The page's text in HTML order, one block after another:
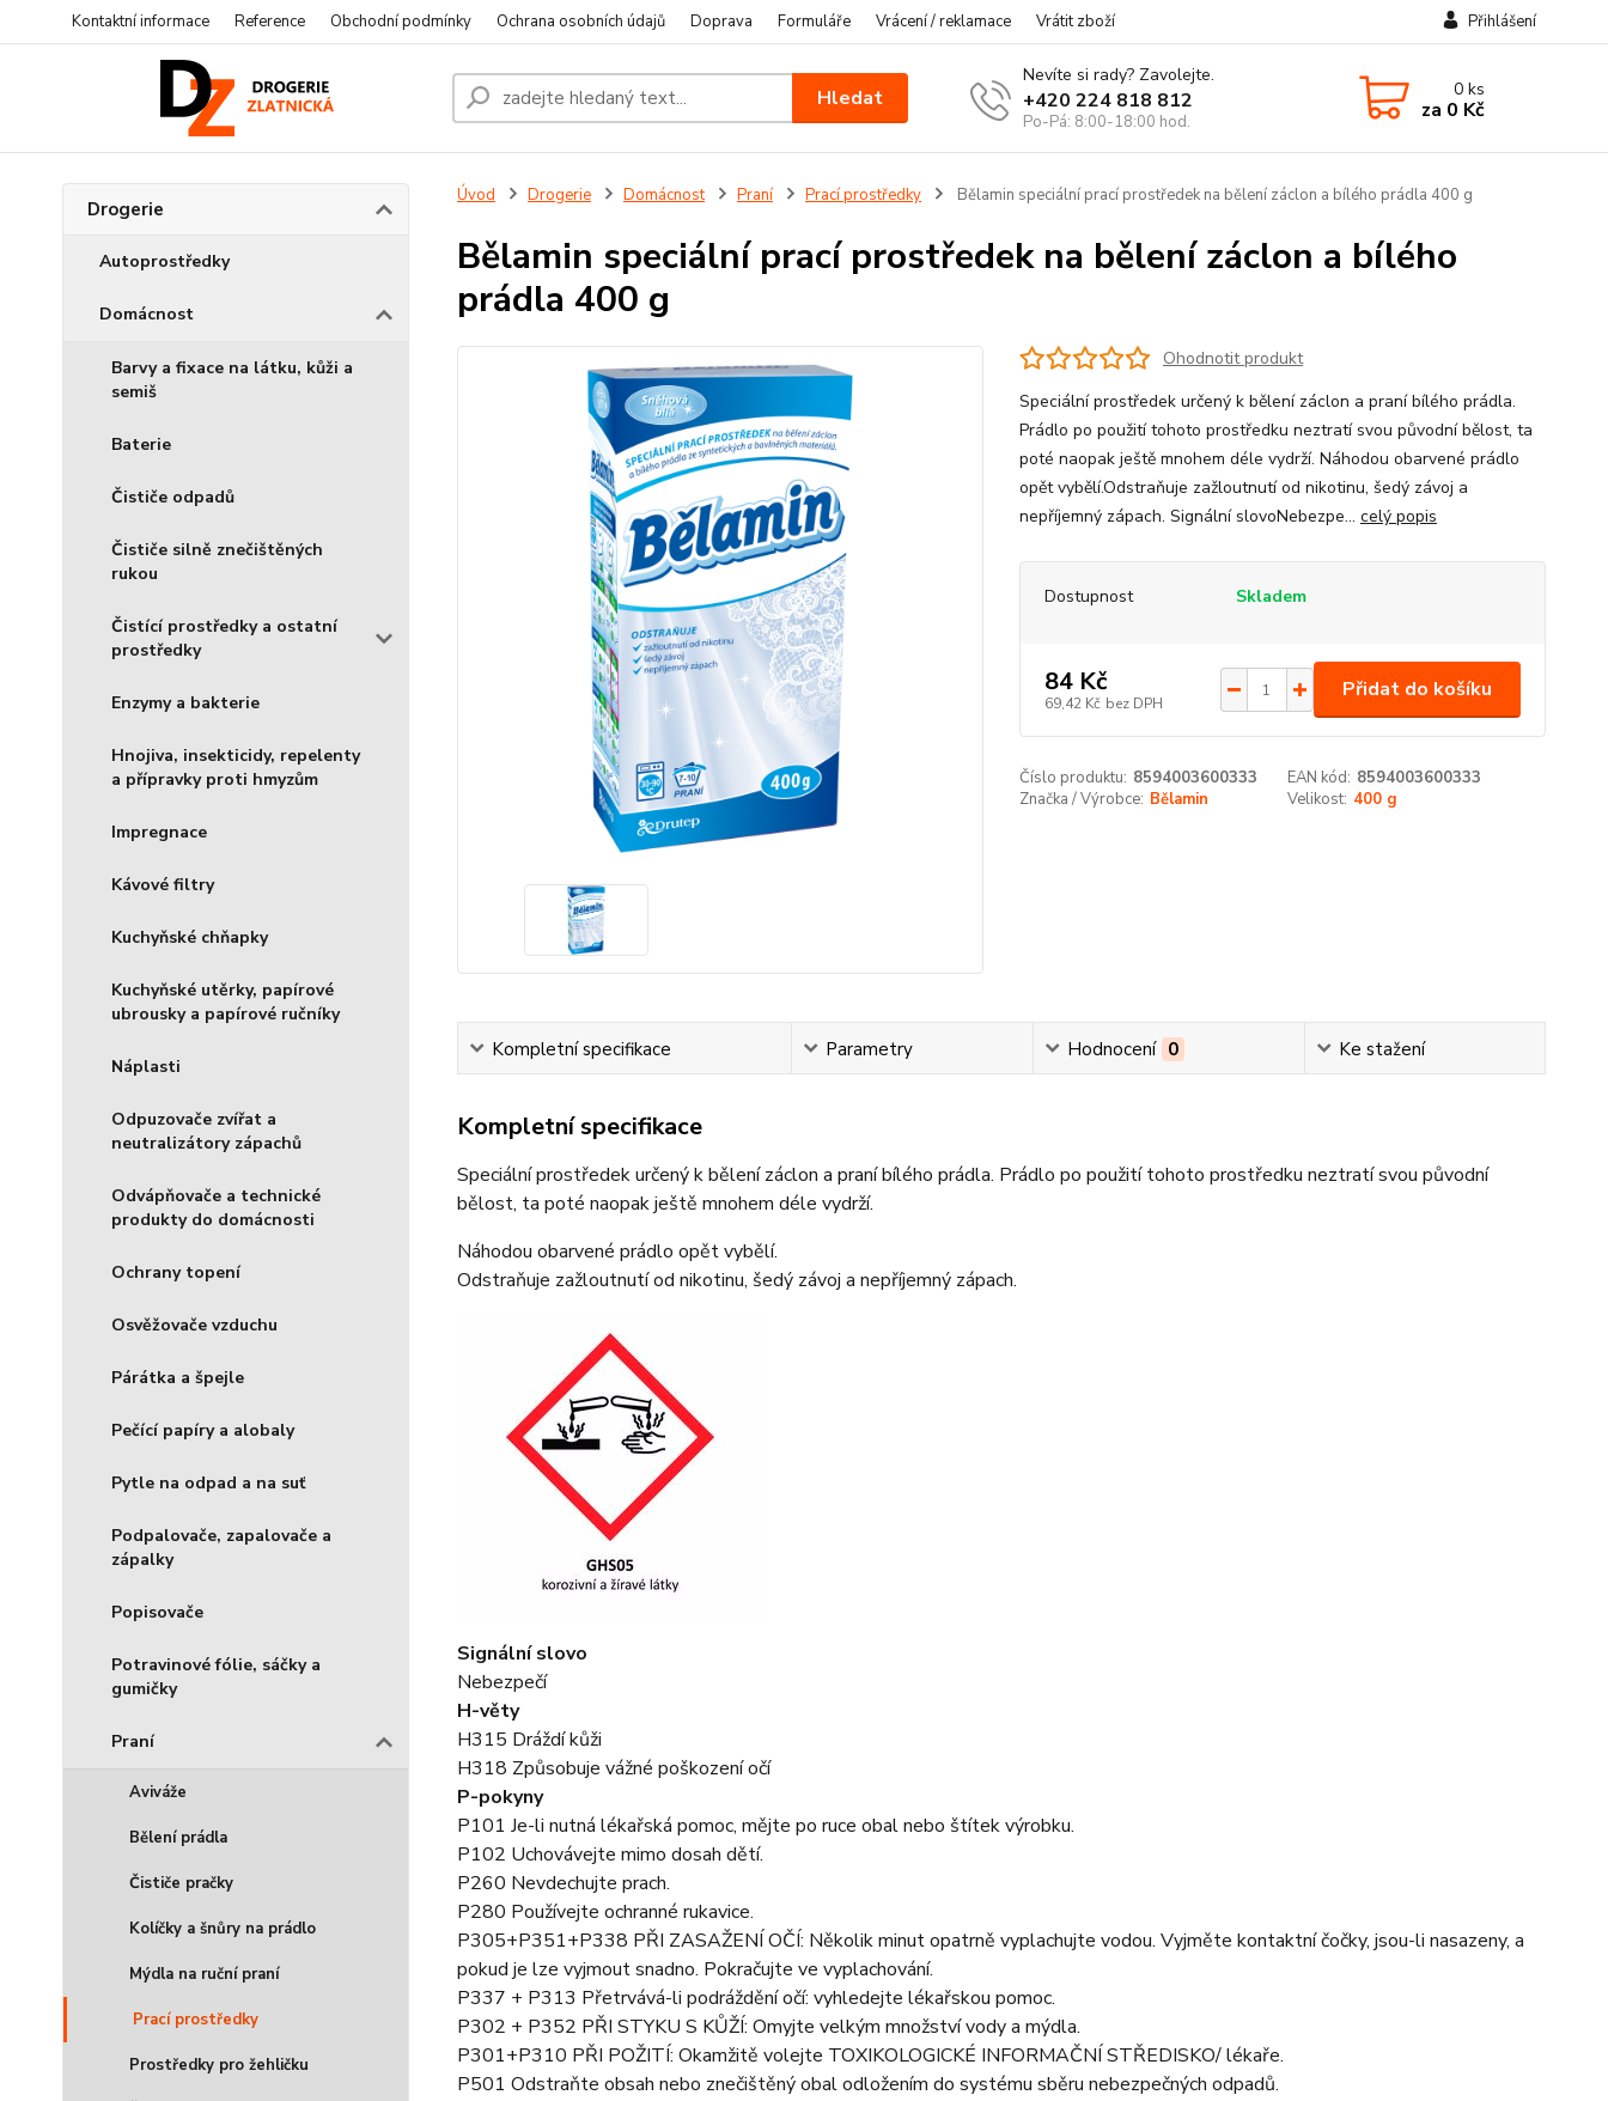
Kontaktní informace Reference Obchodní podmínky Ochrana osobních údajů Doprava Formuláře Vrácení / reklamace Vrátit zboží Přihlášení
Hledat
Nevíte si rady? Zavolejte.
+420 224 818 812
Po-Pá: 8:00-18:00 hod.
0ks
za 0 Kč
Drogerie
Autoprostředky
Domácnost
Barvy a fixace na látku, kůži a
semiš
Baterie
Čističe odpadů
Čističe silně znečištěných
rukou
Čistící prostředky a ostatní
prostředky
Enzymy a bakterie
Hnojiva, insekticidy, repelenty
a přípravky proti hmyzům
Impregnace
Kávové filtry
Kuchyňské chňapky
Kuchyňské utěrky, papírové
ubrousky a papírové ručníky
Náplasti
Odpuzovače zvířat a
neutralizátory zápachů
Odvápňovače a technické
produkty do domácnosti
Ochrany topení
Osvěžovače vzduchu
Párátka a špejle
Pečící papíry a alobaly
Pytle na odpad a na suť
Podpalovače, zapalovače a
zápalky
Popisovače
Potravinové fólie, sáčky a
gumičky
Praní
Aviváže
Bělení prádla
Čističe pračky
Kolíčky a šnůry na prádlo
Mýdla na ruční praní
Prací prostředky
Prostředky pro žehličku
Úvod Drogerie Domácnost Praní Prací prostředky Bělamin speciální prací prostředek na bělení záclon a bílého prádla 400 g
Bělamin speciální prací prostředek na bělení záclon a bílého
prádla 400 g
Ohodnotit produkt
Speciální prostředek určený k bělení záclon a praní bílého prádla.
Prádlo po použití tohoto prostředku neztratí svou původní bělost, ta
poté naopak ještě mnohem déle vydrží. Náhodou obarvené prádlo
opět vybělí.Odstraňuje zažloutnutí od nikotinu, šedý závoj a
nepříjemný zápach. Signální slovoNebezpe... celý popis
Dostupnost Skladem
84 Kč
69,42 Kč bez DPH
Přidat do košíku
Číslo produktu: 8594003600333 EAN kód: 8594003600333
Značka / Výrobce: Bělamin Velikost: 400 g
Kompletní specifikace Parametry Hodnocení 0 Ke stažení
Kompletní specifikace
Speciální prostředek určený k bělení záclon a praní bílého prádla. Prádlo po použití tohoto prostředku neztratí svou původní
bělost, ta poté naopak ještě mnohem déle vydrží.
Náhodou obarvené prádlo opět vybělí.
Odstraňuje zažloutnutí od nikotinu, šedý závoj a nepříjemný zápach.
Signální slovo
Nebezpečí
H-věty
H315 Dráždí kůži
H318 Způsobuje vážné poškození očí
P-pokyny
P101 Je-li nutná lékařská pomoc, mějte po ruce obal nebo štítek výrobku.
P102 Uchovávejte mimo dosah dětí.
P260 Nevdechujte prach.
P280 Používejte ochranné rukavice.
P305+P351+P338 PŘI ZASAŽENÍ OČÍ: Několik minut opatrně vyplachujte vodou. Vyjměte kontaktní čočky, jsou-li nasazeny, a
pokud je lze vyjmout snadno. Pokračujte ve vyplachování.
P337 + P313 Přetrvává-li podráždění očí: vyhledejte lékařskou pomoc.
P302 + P352 PŘI STYKU S KŮŽÍ: Omyjte velkým množství vody a mýdla.
P301+P310 PŘI POŽITÍ: Okamžitě volejte TOXIKOLOGICKÉ INFORMAČNÍ STŘEDISKO/ lékaře.
P501 Odstraňte obsah nebo znečištěný obal odložením do systému sběru nebezpečných odpadů.